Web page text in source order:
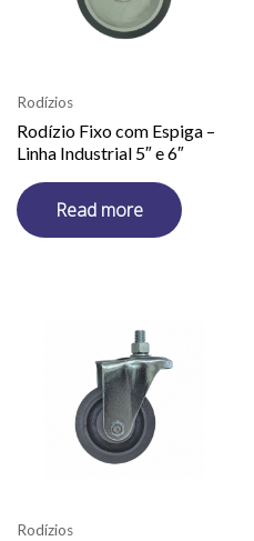
Rodízios
Rodízio Fixo com Espiga –
Linha Industrial 5″ e 6″
Read more
Rodízios